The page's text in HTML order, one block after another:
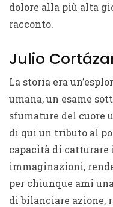
dolore alla più alta
racconto.
Julio
La storia era
umana, un esame
sfumature del cuore
di qui un tributo al
capacità di catturare
immaginazioni,
per chiunque ami
di bilanciare azione,